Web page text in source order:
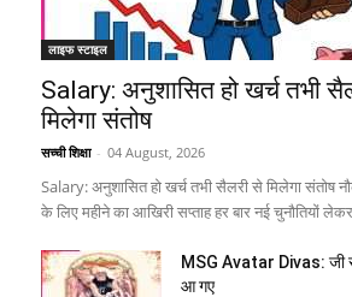
लाइफ स्टाइल
Salary: अनुशासित हो खर्च तभी
मिलेगा संतोष
सच्ची शिक्षा - 04 August, 2026
Salary: अनुशासित हो खर्च तभी सैलरी से मिलेगा संतोष
के लिए महीने का आखिरी सप्ताह हर बार नई चुनौतियों
MSG Avatar Divas: जी
आ गए